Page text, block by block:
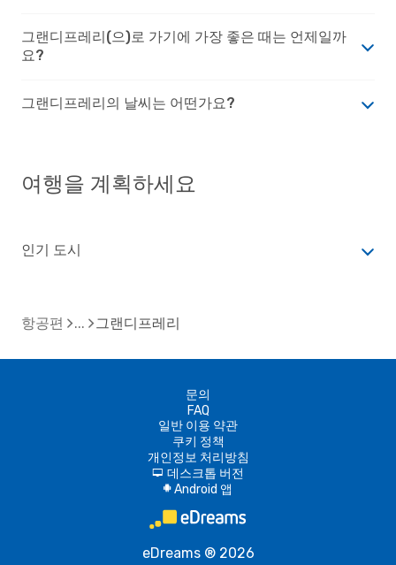
그랜디프레리(으)로 가기에 가장 좋은 때는 언제일까
요?
그랜디프레리의 날씨는 어떤가요?
여행을 계획하세요
인기 도시
항공편 그랜디프레리
문의
FAQ
일반 이용 약관
쿠키 정책
개인정보 처리방침
d 데스크톱 버전
A Android 앱
eDreams ® 2026